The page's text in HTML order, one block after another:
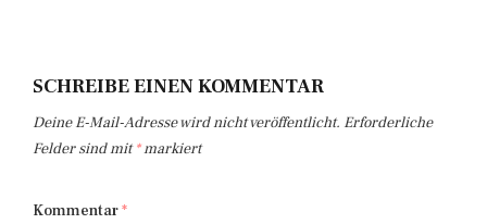
SCHREIBE EINEN KOMMENTAR
Deine E-Mail-Adresse wird nicht veröffentlicht. Erforderliche
Felder sind mit*markiert
Kommentar*